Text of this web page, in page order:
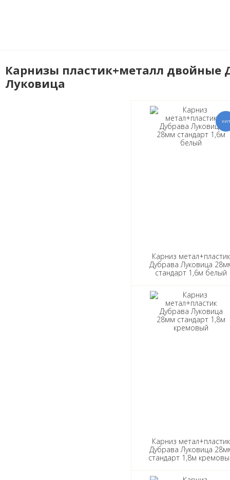
Карнизы пластик+металл двойные
Луковица
Карниз метал+пластик
Дубрава Луковица
стандарт 1,6м белый
Карниз метал+пластик
Дубрава Луковица
стандарт 1,8м